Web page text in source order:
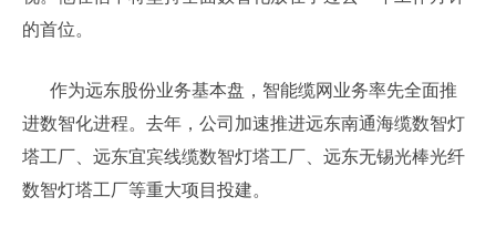
的首位。
作为远东股份业务基本盘，智能缆网业务率先全面推
进数智化进程。去年，公司加速推进远东南通海缆数智灯
塔工厂、远东宜宾线缆数智灯塔工厂、远东无锡光棒光纤
数智灯塔工厂等重大项目投建。